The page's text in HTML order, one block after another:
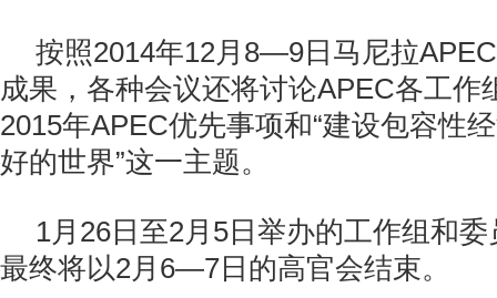
按照2014年12月8—9日马尼拉
成果，各种会议还将讨论APEC各工作
2015年APEC优先事项和“建设包容性
好的世界”这一主题。
1月26日至2月5日举办的工作组和
最终将以2月6—7日的高官会结束。